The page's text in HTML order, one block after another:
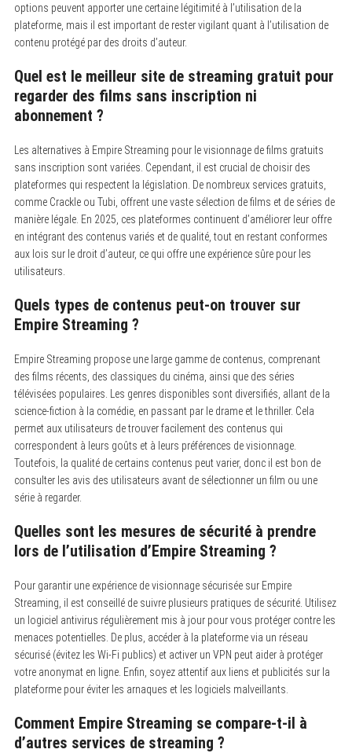
options peuvent apporter une certaine légitimité à l’utilisation de la
plateforme, mais il est important de rester vigilant quant à l’utilisation de
contenu protégé par des droits d’auteur.
Quel est le meilleur site de streaming gratuit pour
regarder des films sans inscription ni
abonnement ?
Les alternatives à Empire Streaming pour le visionnage de films gratuits
sans inscription sont variées. Cependant, il est crucial de choisir des
plateformes qui respectent la législation. De nombreux services gratuits,
comme Crackle ou Tubi, offrent une vaste sélection de films et de séries de
manière légale. En 2025, ces plateformes continuent d’améliorer leur offre
en intégrant des contenus variés et de qualité, tout en restant conformes
aux lois sur le droit d’auteur, ce qui offre une expérience sûre pour les
utilisateurs.
Quels types de contenus peut-on trouver sur
Empire Streaming ?
Empire Streaming propose une large gamme de contenus, comprenant
des films récents, des classiques du cinéma, ainsi que des séries
télévisées populaires. Les genres disponibles sont diversifiés, allant de la
science-fiction à la comédie, en passant par le drame et le thriller. Cela
permet aux utilisateurs de trouver facilement des contenus qui
correspondent à leurs goûts et à leurs préférences de visionnage.
Toutefois, la qualité de certains contenus peut varier, donc il est bon de
consulter les avis des utilisateurs avant de sélectionner un film ou une
série à regarder.
Quelles sont les mesures de sécurité à prendre
lors de l’utilisation d’Empire Streaming ?
Pour garantir une expérience de visionnage sécurisée sur Empire
Streaming, il est conseillé de suivre plusieurs pratiques de sécurité. Utilisez
un logiciel antivirus régulièrement mis à jour pour vous protéger contre les
menaces potentielles. De plus, accéder à la plateforme via un réseau
sécurisé (évitez les Wi-Fi publics) et activer un VPN peut aider à protéger
votre anonymat en ligne. Enfin, soyez attentif aux liens et publicités sur la
plateforme pour éviter les arnaques et les logiciels malveillants.
Comment Empire Streaming se compare-t-il à
d’autres services de streaming ?